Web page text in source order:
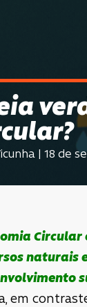
| 18 de
Circular
naturais
em